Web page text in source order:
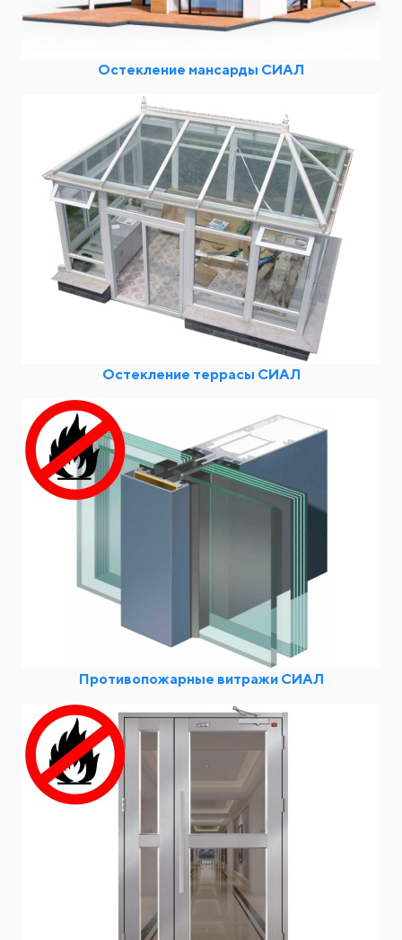
Остекление мансарды СИАЛ
Остекление террасы СИАЛ
Противопожарные витражи СИАЛ